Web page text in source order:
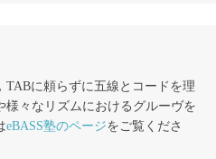
に頼らずに五線とコードを理
々なリズムにおけるグルーヴを
eBASS塾のページをご覧くださ